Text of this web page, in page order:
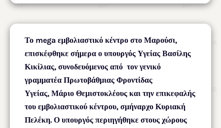
Το mega εμβολιαστικό κέντρο στο Μαρούσι,
επισκέφθηκε σήμερα ο υπουργός Υγείας Βασίλης
Κικίλιας, συνοδευόμενος από τον γενικό
γραμματέα Πρωτοβάθμιας Φροντίδας
Υγείας, Μάριο Θεμιστοκλέους και την επικεφαλής
του εμβολιαστικού κέντρου, σμήναρχο Κυριακή
Πελέκη. Ο υπουργός περιηγήθηκε στους χώρους